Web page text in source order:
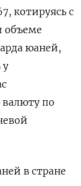
котируясь с
юаней,
у
по
в стране